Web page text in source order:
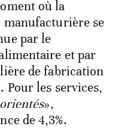
où la
manufacturière se
par le
et par
de fabrication
les services,
»,
de 4,3%.